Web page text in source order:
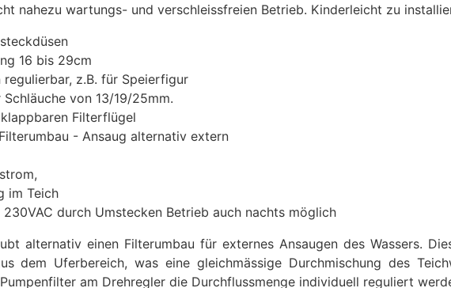
nahezu wartungs- und verschleissfreien Betrieb. Kinderleicht zu
16 bis 29cm
regulierbar, z.B. für Speierfigur
Schläuche von 13/19/25mm.
Filterflügel
- Ansaug alternativ extern
im Teich
230VAC durch Umstecken Betrieb auch nachts möglich
alternativ einen Filterumbau für externes Ansaugen des Wassers.
dem Uferbereich, was eine gleichmässige Durchmischung des
am Drehregler die Durchflussmenge individuell reguliert